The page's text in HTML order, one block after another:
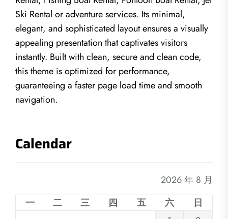
Ski Rental or adventure services. Its minimal,
elegant, and sophisticated layout ensures a visually
appealing presentation that captivates visitors
instantly. Built with clean, secure and clean code,
this theme is optimized for performance,
guaranteeing a faster page load time and smooth
navigation.
Calendar
2026 年 8 月
一
二 三 四 五 六
日